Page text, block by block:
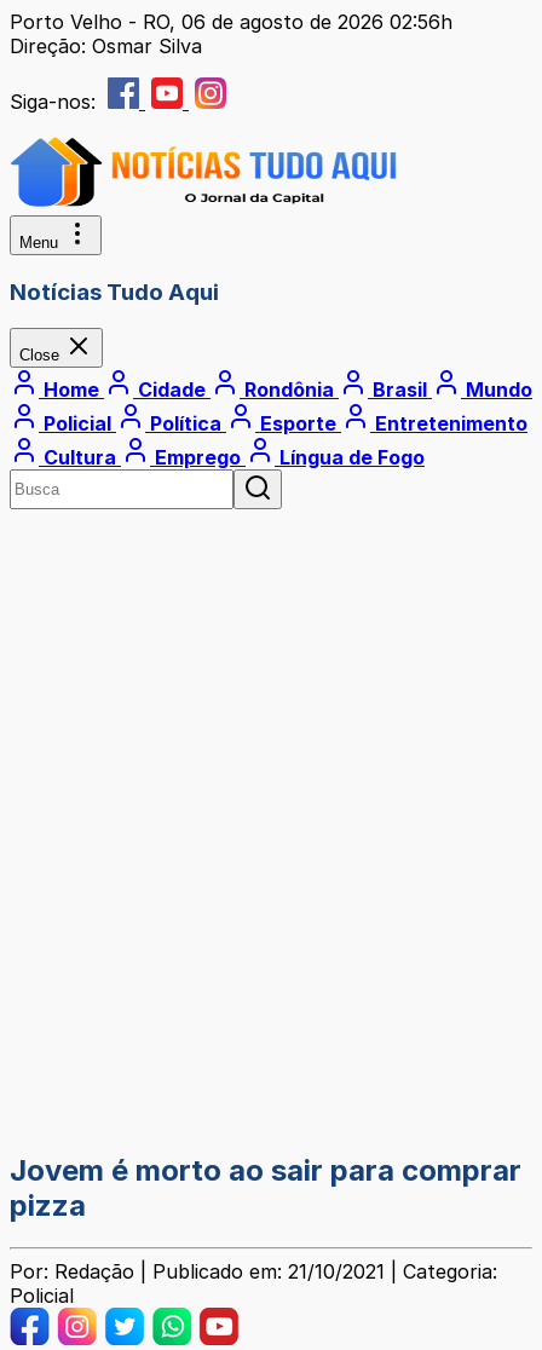
Porto Velho - RO, 06 de agosto de 2026 02:56h
Direção: Osmar Silva
Siga-nos:
Menu
Notícias Tudo Aqui
Close
Home Cidade Rondônia Brasil
Mundo
Policial
Política Esporte
Entretenimento
Cultura
Emprego Língua de Fogo
Jovem é morto ao sair para comprar
pizza
Por: Redação | Publicado em: 21/10/2021 | Categoria:
Policial